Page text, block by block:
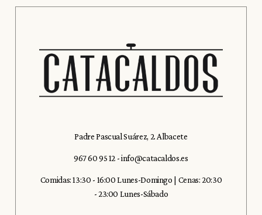
Padre Pascual Suárez, 2. Albacete
967 60 95 12 -info@catacaldos.es
Comidas: 13:30 - 16:00 Lunes-Domingo | Cenas: 20:30
- 23:00 Lunes-Sábado